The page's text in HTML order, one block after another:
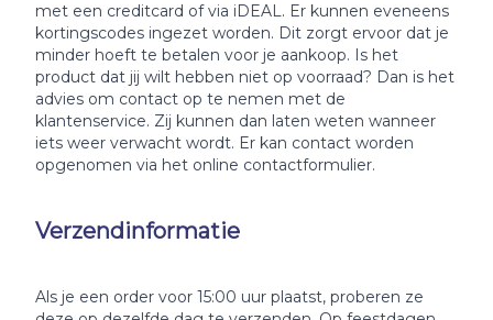
met een creditcard of via iDEAL. Er kunnen eveneens
kortingscodes ingezet worden. Dit zorgt ervoor dat je
minder hoeft te betalen voor je aankoop. Is het
product dat jij wilt hebben niet op voorraad? Dan is het
advies om contact op te nemen met de
klantenservice. Zij kunnen dan laten weten wanneer
iets weer verwacht wordt. Er kan contact worden
opgenomen via het online contactformulier.
Verzendinformatie
Als je een order voor 15:00 uur plaatst, proberen ze